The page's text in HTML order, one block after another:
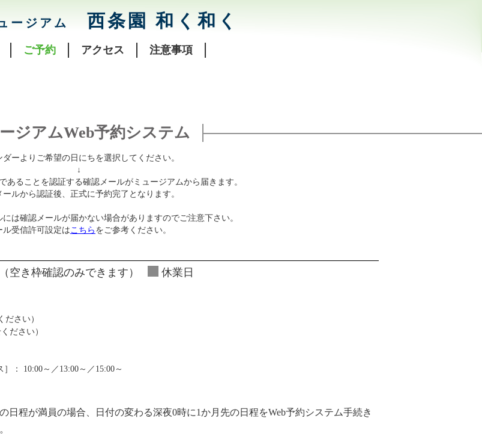
ージアム 西条園 和く和く
ご予約 アクセス 注意事項
ジアムWeb予約システム
ダーよりご希望の日にちを選択してください。
↓
あることを認証する確認メールがミュージアムから届きます。
ールから認証後、正式に予約完了となります。
は確認メールが届かない場合がありますのでご注意下さい。
ル受信許可設定はこちら をご参考ください。
空き枠確認のみできます） 休業日
ださい）
ださい）
： 10:00～／13:00～／15:00～
日程が満員の場合、日付の変わる深夜0時に1か月先の日程をWeb予約システム手続き